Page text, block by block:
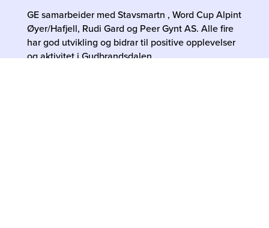
GE samarbeider med Stavsmartn , Word Cup Alpint
Øyer/Hafjell, Rudi Gard og Peer Gynt AS. Alle fire
har god utvikling og bidrar til positive opplevelser
og aktivitet i Gudbrandsdalen.